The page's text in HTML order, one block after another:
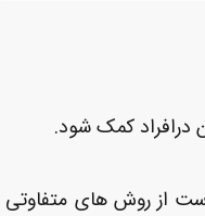
درافراد کمک شود.
از روش های متفاوتی